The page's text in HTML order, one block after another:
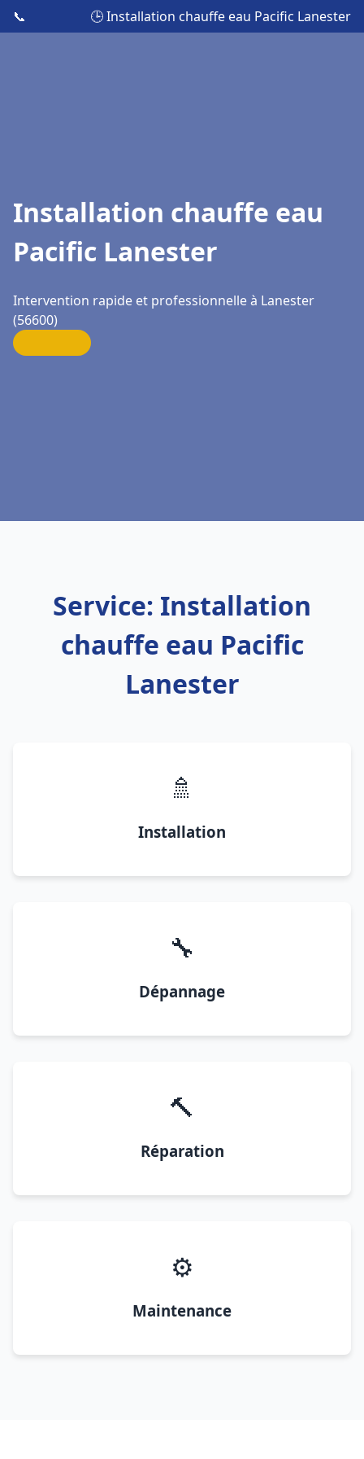
📞 🕒 Installation chauffe eau Pacific Lanester
Installation chauffe eau
Pacific Lanester
Intervention rapide et professionnelle à Lanester
(56600)
Service: Installation
chauffe eau Pacific
Lanester
🚿
Installation
🔧
Dépannage
🔨
Réparation
⚙️
Maintenance